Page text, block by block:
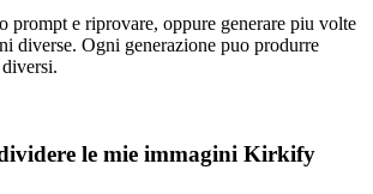
prompt e riprovare, oppure generare piu volte
diverse. Ogni generazione puo produrre
le mie immagini Kirkify